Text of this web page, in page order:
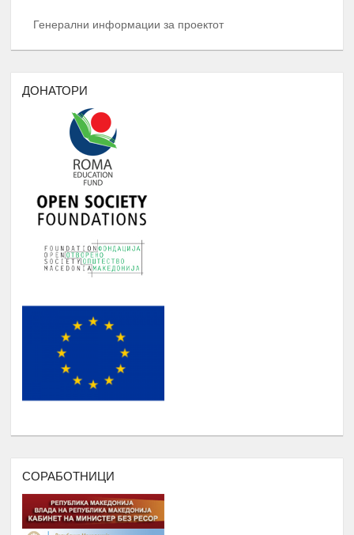
СТУДЕНТИ И СРЕДНОШКОЛЦИ
Еромаверзитас И МОБИЛНА
НА СИТЕ СТУДЕНТИ И КОРИСНИЦИ
НА РОМАВЕРЗИТАС
ПОДРШКА ЗА ОРГАНИЗИРАЊЕ
,ФОРМИРАЊЕ И ФУНКЦИОНИРАЊЕ
НА УНИЈА НА МЛАДИ НА
РОМАВЕРЗИТАС
на најдобрите студенти на
генерацијата, Подршка на СИП
ЕРомаверзитас и користење на
мобилна апликација еРомаверзитас.
ЗАБАВА, ПИКНИК, ТЕАТАР,
ФИЛМСКА ВЕЧЕР И ДРУГИ
ИНИЦИЈАТИВИ
ментор
11.
ОДБЕЛЕЖУВАЊЕ НА ВАЖНИ
ДАТУМИ ЗА РОМСКИОТ НАРОД
КУРС ЗА КОМПЈУТЕРИ
Генерални информации за проектот
ДОНАТОРИ
СОРАБОТНИЦИ